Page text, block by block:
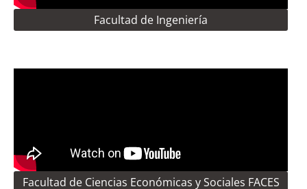
Facultad de Ingeniería
Facultad de Ciencias Económicas y Sociales FACES